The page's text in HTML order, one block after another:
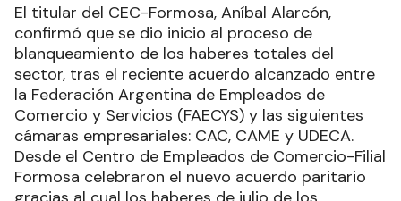
El titular del CEC-Formosa, Aníbal Alarcón,
confirmó que se dio inicio al proceso de
blanqueamiento de los haberes totales del
sector, tras el reciente acuerdo alcanzado entre
la Federación Argentina de Empleados de
Comercio y Servicios (FAECYS) y las siguientes
cámaras empresariales: CAC, CAME y UDECA.
Desde el Centro de Empleados de Comercio-Filial
Formosa celebraron el nuevo acuerdo paritario